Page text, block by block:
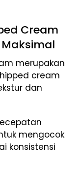
Cream
merupakan
cream
dan
mengocok
konsistensi